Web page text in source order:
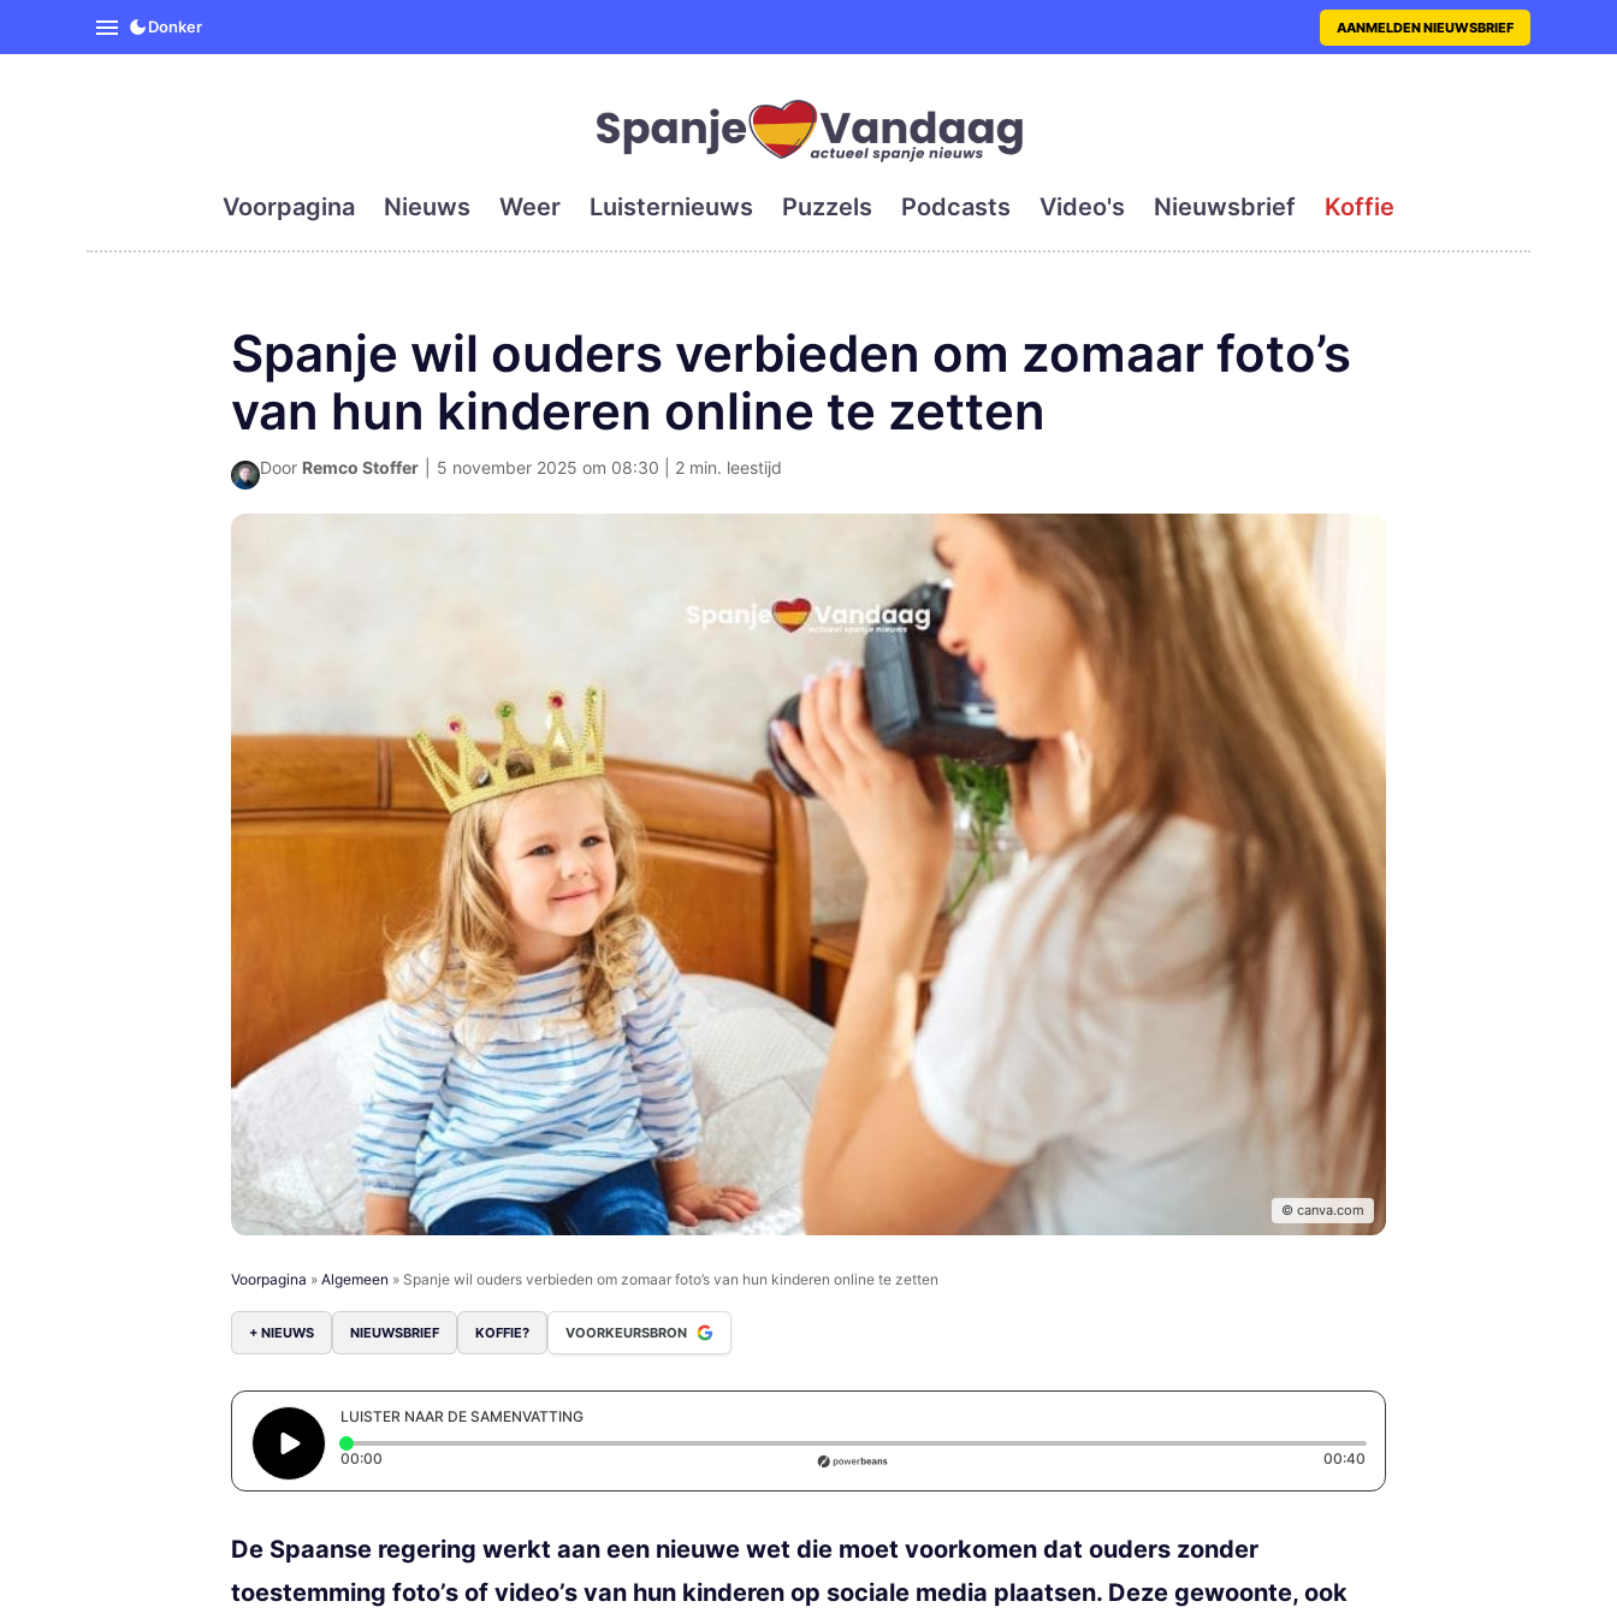
SpanjeVandaag is de eerste en grootste digitale krant met actueel en
Donker AANMELDEN NIEUWSBRIEF
Voorpagina Nieuws Weer Luisternieuws Puzzels Podcasts Video's Nieuwsbrief Koffie
Spanje wil ouders verbieden om zomaar foto’s
van hun kinderen online te zetten
Door Remco Stoffer 5 november 2025 om 08:30 | 2 min. leestijd
© canva.com
Voorpagina » Algemeen » Spanje wil ouders verbieden om zomaar foto’s van hun kinderen online te zetten
+ NIEUWS NIEUWSBRIEF KOFFIE? VOORKEURSBRON
LUISTER NAAR DE SAMENVATTING
00:00 00:40
De Spaanse regering werkt aan een nieuwe wet die moet voorkomen dat ouders zonder
toestemming foto’s of video’s van hun kinderen op sociale media plaatsen. Deze gewoonte, ook